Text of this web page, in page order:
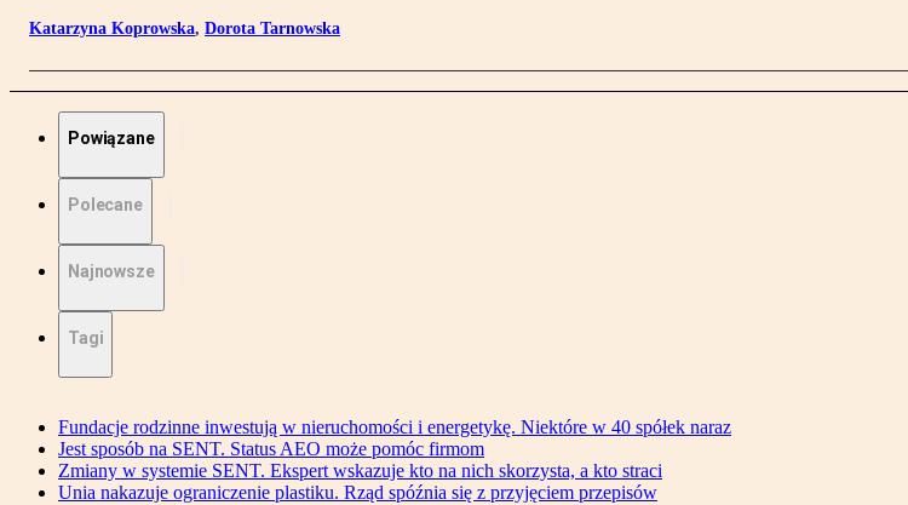
Katarzyna Koprowska, Dorota Tarnowska
Powiązane
Polecane
Najnowsze
Tagi
Fundacje rodzinne inwestują w nieruchomości i energetykę. Niektóre w 40 spółek naraz
Jest sposób na SENT. Status AEO może pomóc firmom
Zmiany w systemie SENT. Ekspert wskazuje kto na nich skorzysta, a kto straci
Unia nakazuje ograniczenie plastiku. Rząd spóźnia się z przyjęciem przepisów